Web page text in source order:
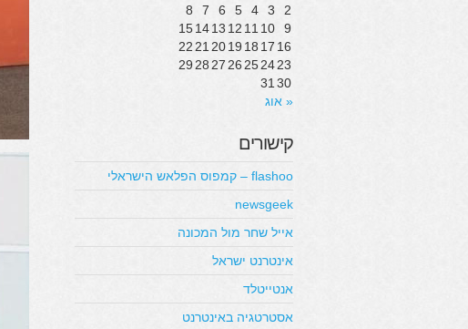
2
3
4
5
6
7
8
9
10
11
12
13
14
15
16
17
18
19
20
21
22
23
24
25
26
27
28
29
30
31
« אוג
קישורים
flashoo – קמפוס הפלאש הישראלי
newsgeek
אייל שחר מול המכונה
אינטרנט ישראל
אנטייטלד
אסטרטגיה באינטרנט